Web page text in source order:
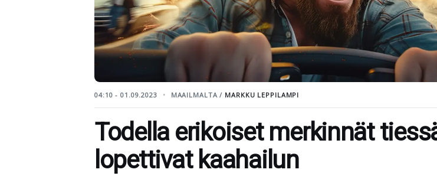
04:10 - 01.09.2023 MAAILMALTA / MARKKU LEPPILAMPI
Todella erikoiset merkinnät
lopettivat kaahailun